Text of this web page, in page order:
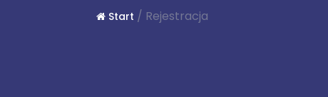
Start / Rejestracja